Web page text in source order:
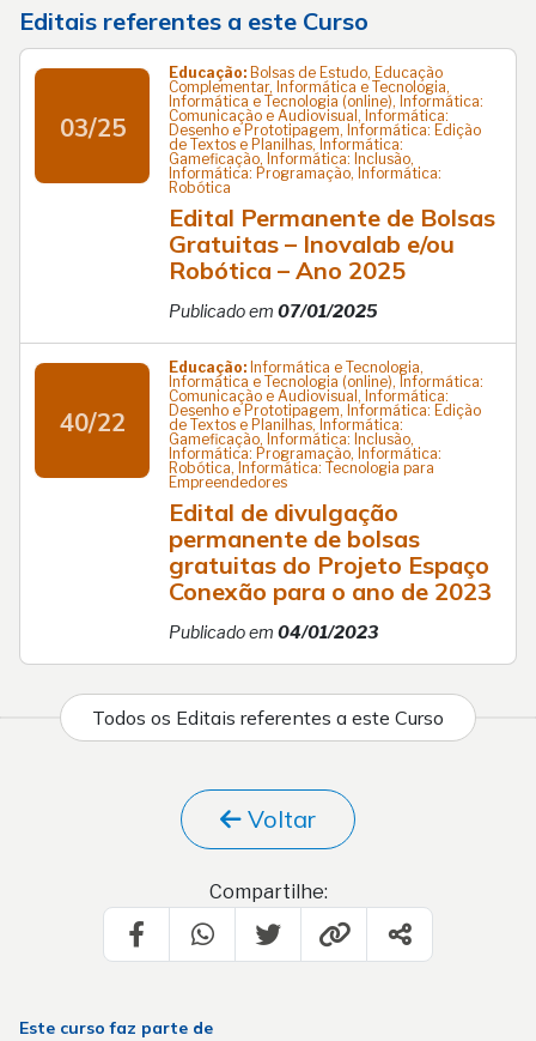
Editais referentes a este Curso
03/25
Educação: Bolsas de Estudo, Educação
Complementar, Informática e Tecnologia,
Informática e Tecnologia (online), Informática:
Comunicação e Audiovisual, Informática:
Desenho e Prototipagem, Informática: Edição
de Textos e Planilhas, Informática:
Gameficação, Informática: Inclusão,
Informática: Programação, Informática:
Robótica
Edital Permanente de Bolsas
Gratuitas – Inovalab e/ou
Robótica – Ano 2025
Publicado em 07/01/2025
40/22
Educação: Informática e Tecnologia,
Informática e Tecnologia (online), Informática:
Comunicação e Audiovisual, Informática:
Desenho e Prototipagem, Informática: Edição
de Textos e Planilhas, Informática:
Gameficação, Informática: Inclusão,
Informática: Programação, Informática:
Robótica, Informática: Tecnologia para
Empreendedores
Edital de divulgação
permanente de bolsas
gratuitas do Projeto Espaço
Conexão para o ano de 2023
Publicado em 04/01/2023
Todos os Editais referentes a este Curso
Voltar
Compartilhe:
Este curso faz parte de